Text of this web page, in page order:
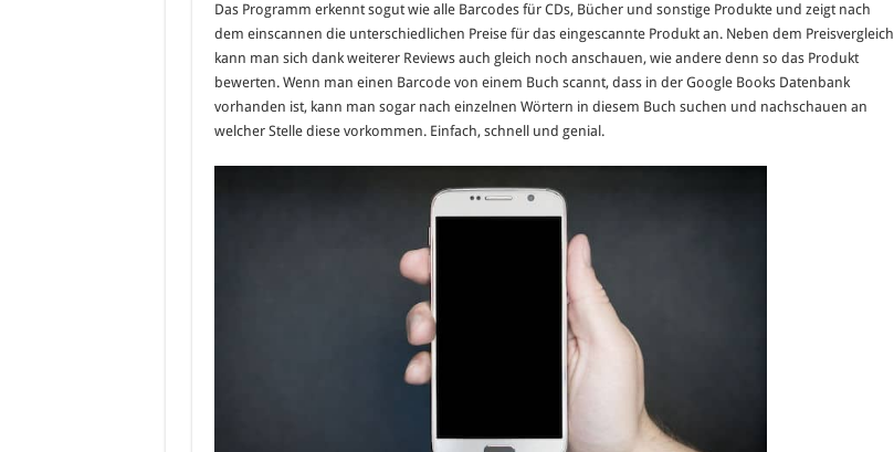
Das Programm erkennt sogut wie alle Barcodes für CDs, Bücher und sonstige Produkte und zeigt nach
dem einscannen die unterschiedlichen Preise für das eingescannte Produkt an. Neben dem Preisvergleich
kann man sich dank weiterer Reviews auch gleich noch anschauen, wie andere denn so das Produkt
bewerten. Wenn man einen Barcode von einem Buch scannt, dass in der Google Books Datenbank
vorhanden ist, kann man sogar nach einzelnen Wörtern in diesem Buch suchen und nachschauen an
welcher Stelle diese vorkommen. Einfach, schnell und genial.